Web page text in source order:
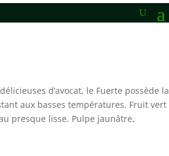
d’avocat, le Fuerte possède la
aux basses températures. Fruit vert
presque lisse. Pulpe jaunâtre,